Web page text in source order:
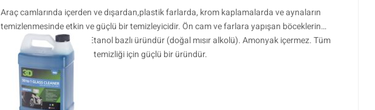
Araç camlarında içerden ve dışardan,plastik farlarda, krom kaplamalarda ve aynaların
temizlenmesinde etkin ve güçlü bir temizleyicidir. Ön cam ve farlara yapışan böceklerin
temizliğinde de etkilidir. Etanol bazlı üründür (doğal mısır alkolü). Amonyak içermez. Tüm
cam türevi malzemelerin temizliği için güçlü bir üründür.